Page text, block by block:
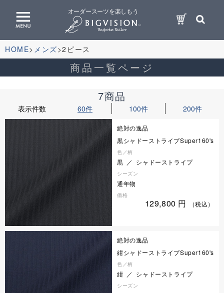
オーダースーツを楽しもう
HOME メンズ 2ピース
商品一覧ページ
7商品
表示件数 60件 100件 200件
絶対の逸品
黒シャドーストライプSuper160's
色／柄
黒 ／ シャドーストライプ
シーズン
通年物
価格
129,800 円 （税込）
絶対の逸品
紺シャドーストライプSuper160's
色／柄
紺 ／ シャドーストライプ
シーズン